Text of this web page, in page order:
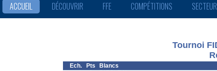
ACCUEIL DÉCOUVRIR FFE COMPÉTITIONS
Tournoi
Ech. Pts
Blancs